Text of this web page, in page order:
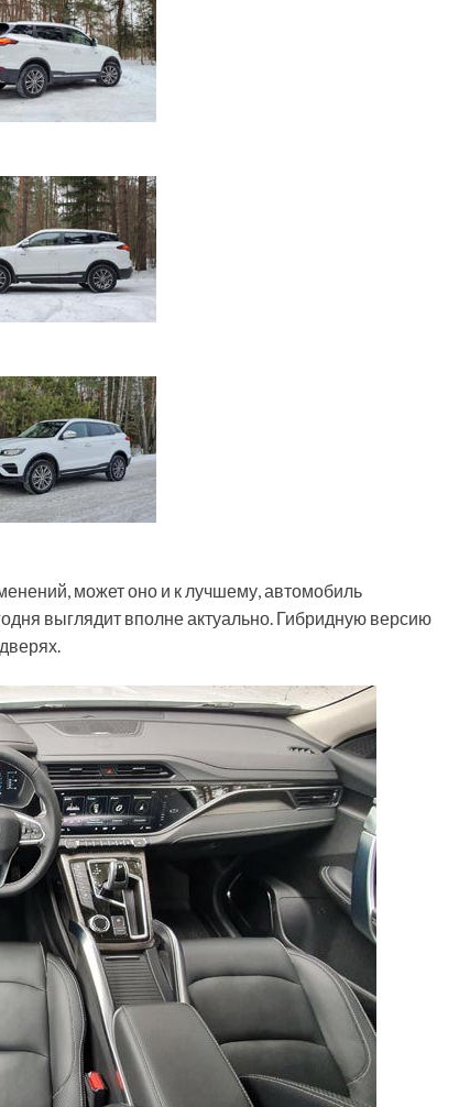
может оно и к лучшему, автомобиль
выглядит вполне актуально. Гибридную версию